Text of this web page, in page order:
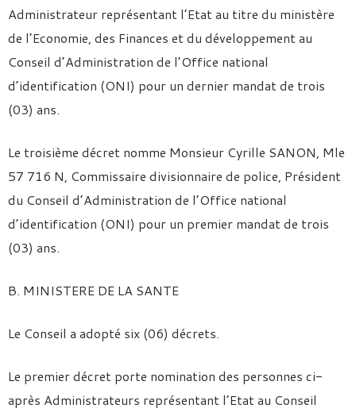
Administrateur représentant l’Etat au titre du ministère
de l’Economie, des Finances et du développement au
Conseil d’Administration de l’Office national
d’identification (ONI) pour un dernier mandat de trois
(03) ans.
Le troisième décret nomme Monsieur Cyrille SANON, Mle
57 716 N, Commissaire divisionnaire de police, Président
du Conseil d’Administration de l’Office national
d’identification (ONI) pour un premier mandat de trois
(03) ans.
B. MINISTERE DE LA SANTE
Le Conseil a adopté six (06) décrets.
Le premier décret porte nomination des personnes ci-
après Administrateurs représentant l’Etat au Conseil